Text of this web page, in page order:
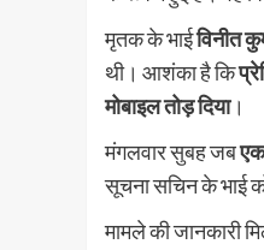
मृतक के भाईविनीत
थी। आशंका है कि
मोबाइल तोड़ दिया।
मंगलवार सुबह जब
सूचना सचिन के भाई
मामले की जानकारी